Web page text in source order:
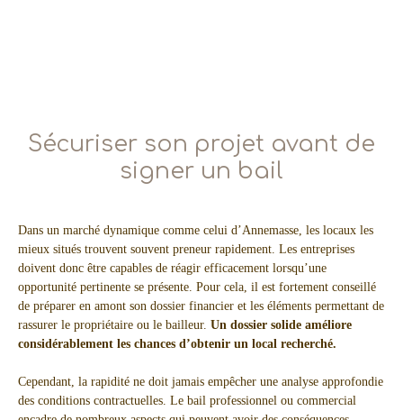
Sécuriser son projet avant de
signer un bail
Dans un marché dynamique comme celui d’Annemasse, les locaux les
mieux situés trouvent souvent preneur rapidement. Les entreprises
doivent donc être capables de réagir efficacement lorsqu’une
opportunité pertinente se présente. Pour cela, il est fortement conseillé
de préparer en amont son dossier financier et les éléments permettant de
rassurer le propriétaire ou le bailleur. Un dossier solide améliore
considérablement les chances d’obtenir un local recherché.
Cependant, la rapidité ne doit jamais empêcher une analyse approfondie
des conditions contractuelles. Le bail professionnel ou commercial